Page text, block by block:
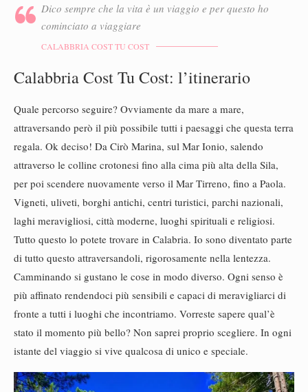
Dico sempre che la vita è un viaggio e per questo ho
cominciato a viaggiare
CALABBRIA COST TU COST
Calabbria Cost Tu Cost: l’itinerario
Quale percorso seguire? Ovviamente da mare a mare,
attraversando però il più possibile tutti i paesaggi che questa terra
regala. Ok deciso! Da Cirò Marina, sul Mar Ionio, salendo
attraverso le colline crotonesi fino alla cima più alta della Sila,
per poi scendere nuovamente verso il Mar Tirreno, fino a Paola.
Vigneti, uliveti, borghi antichi, centri turistici, parchi nazionali,
laghi meravigliosi, città moderne, luoghi spirituali e religiosi.
Tutto questo lo potete trovare in Calabria. Io sono diventato parte
di tutto questo attraversandoli, rigorosamente nella lentezza.
Camminando si gustano le cose in modo diverso. Ogni senso è
più affinato rendendoci più sensibili e capaci di meravigliarci di
fronte a tutti i luoghi che incontriamo. Vorreste sapere qual’è
stato il momento più bello? Non saprei proprio scegliere. In ogni
istante del viaggio si vive qualcosa di unico e speciale.